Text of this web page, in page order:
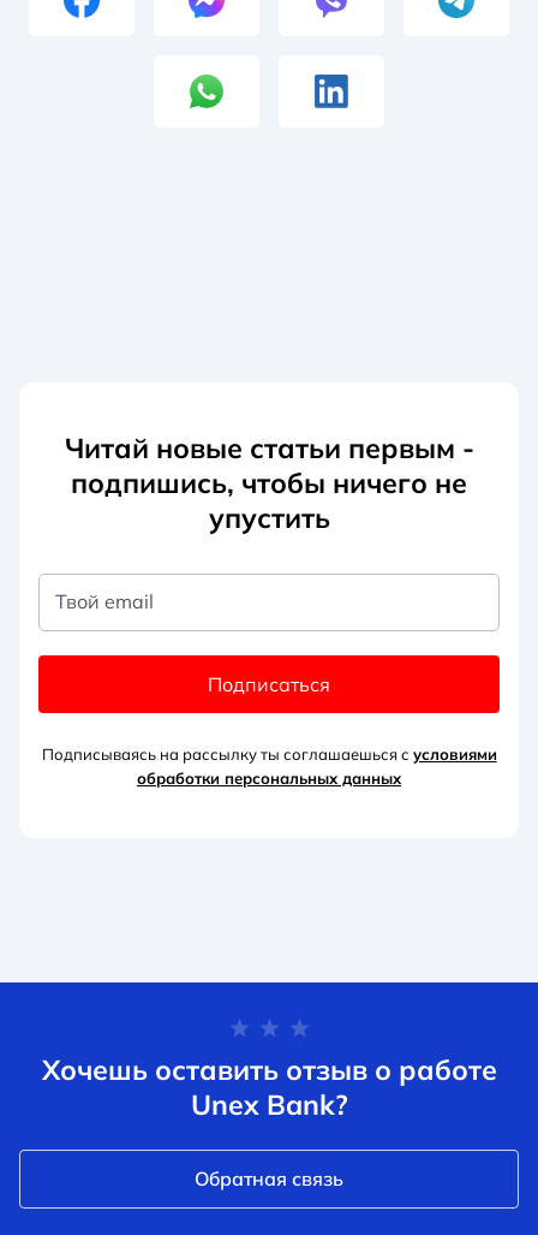
Читай новые статьи первым -
подпишись, чтобы ничего не
упустить
Твой email
Подписаться
Подписываясь на рассылку ты соглашаешься с условиями
обработки персональных данных
Хочешь оставить отзыв о работе
Unex Bank?
Обратная связь